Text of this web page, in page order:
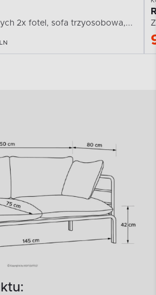
2x fotel, sofa trzyosobowa,...